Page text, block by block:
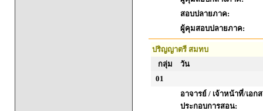
สอบปลายภาค:
ผู้คุมสอบปลายภาค:
ปริญญาตรี สมทบ
กลุ่ม
วัน
01
อาจารย์ / เจ้าหน้าที่/เอก
ประกอบการสอน: